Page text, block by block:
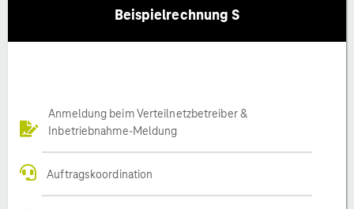
Beispielrechnung S
Anmeldung beim Verteilnetzbetreiber &
Inbetriebnahme-Meldung
Auftragskoordination